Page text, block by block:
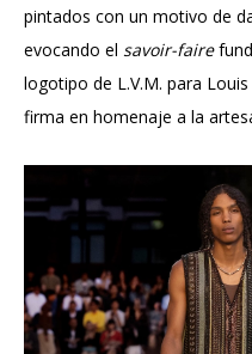
pintados con un motivo de
evocando el savoir-faire
logotipo de L.V.M. para
firma en homenaje a la